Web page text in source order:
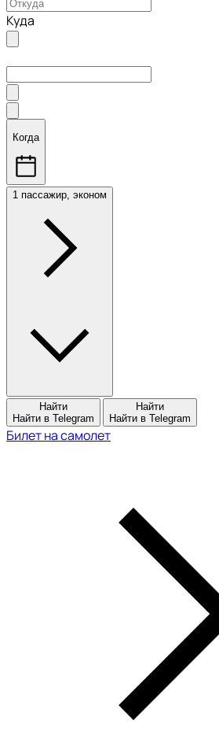
Куда
Когда
1 пассажир, эконом
Найти
Найти в Telegram
Найти
Найти в Telegram
Билет на самолет